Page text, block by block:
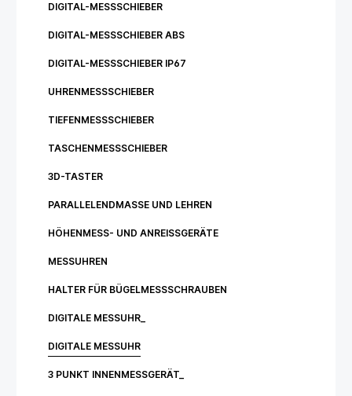
DIGITAL-MESSSCHIEBER
DIGITAL-MESSSCHIEBER ABS
DIGITAL-MESSSCHIEBER IP67
UHRENMESSSCHIEBER
TIEFENMESSSCHIEBER
TASCHENMESSSCHIEBER
3D-TASTER
PARALLELENDMASSE UND LEHREN
HÖHENMESS- UND ANREISSGERÄTE
MESSUHREN
HALTER FÜR BÜGELMESSSCHRAUBEN
DIGITALE MESSUHR_
DIGITALE MESSUHR
3 PUNKT INNENMESSGERÄT_